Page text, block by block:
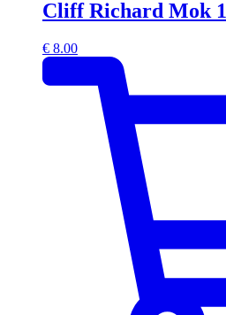
Cliff Richard Mok 1
€ 8.00